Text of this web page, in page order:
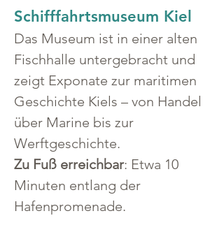
Schifffahrtsmuseum Kiel
Das Museum ist in einer alten
Fischhalle untergebracht und
zeigt Exponate zur maritimen
Geschichte Kiels – von Handel
über Marine bis zur
Werftgeschichte.
Zu Fuß erreichbar: Etwa 10
Minuten entlang der
Hafenpromenade.